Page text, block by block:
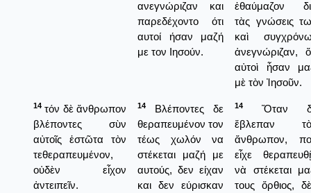
ανεγνώριζαν και
παρεδέχοντο ότι
αυτοί ήσαν μαζή
με τον Ιησούν.
ἐθαύμαζον
τὰς γνώσεις
καὶ
ἀνεγνώριζαν,
αὐτοὶ ἦσαν
μὲ τὸν Ἰησοῦν.
14 τόν δὲ ἄνθρωπον
βλέποντες σὺν
αὐτοῖς ἑστῶτα τὸν
τεθεραπευμένον,
οὐδὲν εἶχον
ἀντειπεῖν.
14
Βλέποντες δε
θεραπευμένον τον
τέως χωλόν να
στέκεται μαζή με
αυτούς, δεν είχαν
και δεν εύρισκαν
14
Ὅταν
ἔβλεπαν
ἄνθρωπον,
εἶχε
νὰ στέκεται
τους ὄρθιος,